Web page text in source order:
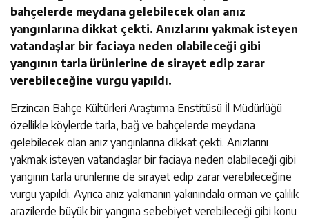
bahçelerde meydana gelebilecek olan anız
yangınlarına dikkat çekti. Anızlarını yakmak isteyen
vatandaşlar bir faciaya neden olabileceği gibi
yangının tarla ürünlerine de sirayet edip zarar
verebileceğine vurgu yapıldı.
Erzincan Bahçe Kültürleri Araştırma Enstitüsü İl Müdürlüğü
özellikle köylerde tarla, bağ ve bahçelerde meydana
gelebilecek olan anız yangınlarına dikkat çekti. Anızlarını
yakmak isteyen vatandaşlar bir faciaya neden olabileceği gibi
yangının tarla ürünlerine de sirayet edip zarar verebileceğine
vurgu yapıldı. Ayrıca anız yakmanın yakınındaki orman ve çalılık
arazilerde büyük bir yangına sebebiyet verebileceği gibi konu